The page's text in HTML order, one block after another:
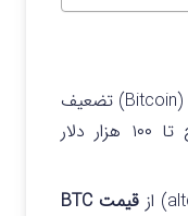
(Bitcoin) تضعیف
شده است و احتمالا اصلاح تا ۱۰۰ هزار دلار
قیمت BTC